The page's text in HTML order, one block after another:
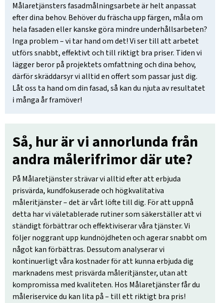
Målaretjänsters fasadmålningsarbete är helt anpassat
efter dina behov. Behöver du fräscha upp färgen, måla om
hela fasaden eller kanske göra mindre underhållsarbeten?
Inga problem – vi tar hand om det! Vi ser till att arbetet
utförs snabbt, effektivt och till riktigt bra priser. Tiden vi
lägger beror på projektets omfattning och dina behov,
därför skräddarsyr vi alltid en offert som passar just dig.
Låt oss ta hand om din fasad, så kan du njuta av resultatet
i många år framöver!
Så, hur är vi annorlunda från
andra målerifrimor där ute?
På Målaretjänster strävar vi alltid efter att erbjuda
prisvärda, kundfokuserade och högkvalitativa
måleritjänster – det är vårt löfte till dig. För att uppnå
detta har vi väletablerade rutiner som säkerställer att vi
ständigt förbättrar och effektiviserar våra tjänster. Vi
följer noggrant upp kundnöjdheten och agerar snabbt om
något kan förbättras. Dessutom analyserar vi
kontinuerligt våra kostnader för att kunna erbjuda dig
marknadens mest prisvärda måleritjänster, utan att
kompromissa med kvaliteten. Hos Målaretjänster får du
måleriservice du kan lita på – till ett riktigt bra pris!